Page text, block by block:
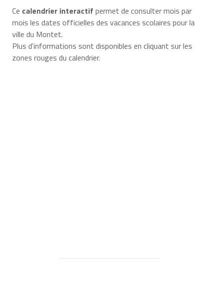
Ce calendrier interactif permet de consulter mois par
mois les dates officielles des vacances scolaires pour la
ville du Montet.
Plus d'informations sont disponibles en cliquant sur les
zones rouges du calendrier.